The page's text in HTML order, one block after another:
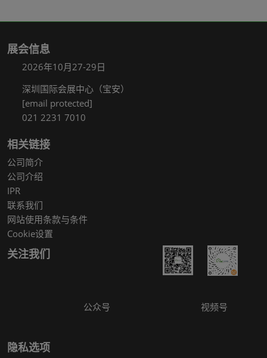
展会信息
2026年10月27-29日
深圳国际会展中心（宝安）
[email protected]
021 2231 7010
相关链接
公司简介
公司介绍
IPR
联系我们
网站使用条款与条件
Cookie设置
关注我们
公众号 视频号
隐私选项